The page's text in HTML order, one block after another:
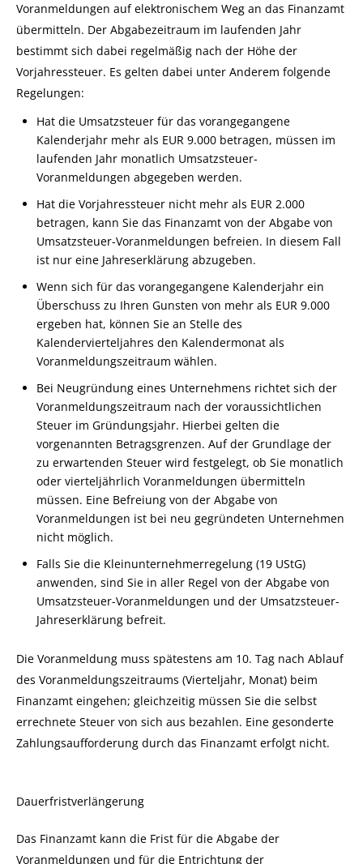
Voranmeldungen auf elektronischem Weg an das Finanzamt
übermitteln. Der Abgabezeitraum im laufenden Jahr
bestimmt sich dabei regelmäßig nach der Höhe der
Vorjahressteuer. Es gelten dabei unter Anderem folgende
Regelungen:
Hat die Umsatzsteuer für das vorangegangene
Kalenderjahr mehr als EUR 9.000 betragen, müssen im
laufenden Jahr monatlich Umsatzsteuer-
Voranmeldungen abgegeben werden.
Hat die Vorjahressteuer nicht mehr als EUR 2.000
betragen, kann Sie das Finanzamt von der Abgabe von
Umsatzsteuer-Voranmeldungen befreien. In diesem Fall
ist nur eine Jahreserklärung abzugeben.
Wenn sich für das vorangegangene Kalenderjahr ein
Überschuss zu Ihren Gunsten von mehr als EUR 9.000
ergeben hat, können Sie an Stelle des
Kalendervierteljahres den Kalendermonat als
Voranmeldungszeitraum wählen.
Bei Neugründung eines Unternehmens richtet sich der
Voranmeldungszeitraum nach der voraussichtlichen
Steuer im Gründungsjahr. Hierbei gelten die
vorgenannten Betragsgrenzen. Auf der Grundlage der
zu erwartenden Steuer wird festgelegt, ob Sie monatlich
oder vierteljährlich Voranmeldungen übermitteln
müssen. Eine Befreiung von der Abgabe von
Voranmeldungen ist bei neu gegründeten Unternehmen
nicht möglich.
Falls Sie die Kleinunternehmerregelung (19 UStG)
anwenden, sind Sie in aller Regel von der Abgabe von
Umsatzsteuer-Voranmeldungen und der Umsatzsteuer-
Jahreserklärung befreit.
Die Voranmeldung muss spätestens am 10. Tag nach Ablauf
des Voranmeldungszeitraums (Vierteljahr, Monat) beim
Finanzamt eingehen; gleichzeitig müssen Sie die selbst
errechnete Steuer von sich aus bezahlen. Eine gesonderte
Zahlungsaufforderung durch das Finanzamt erfolgt nicht.
Dauerfristverlängerung
Das Finanzamt kann die Frist für die Abgabe der
Voranmeldungen und für die Entrichtung der